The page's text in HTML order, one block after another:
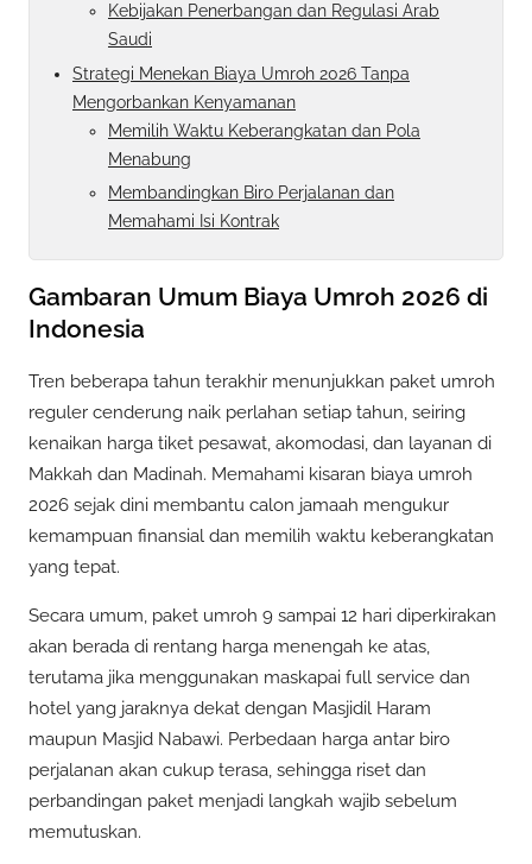
Kebijakan Penerbangan dan Regulasi Arab
Saudi
Strategi Menekan Biaya Umroh 2026 Tanpa
Mengorbankan Kenyamanan
Memilih Waktu Keberangkatan dan Pola
Menabung
Membandingkan Biro Perjalanan dan
Memahami Isi Kontrak
Gambaran Umum Biaya Umroh 2026 di
Indonesia
Tren beberapa tahun terakhir menunjukkan paket umroh
reguler cenderung naik perlahan setiap tahun, seiring
kenaikan harga tiket pesawat, akomodasi, dan layanan di
Makkah dan Madinah. Memahami kisaran biaya umroh
2026 sejak dini membantu calon jamaah mengukur
kemampuan finansial dan memilih waktu keberangkatan
yang tepat.
Secara umum, paket umroh 9 sampai 12 hari diperkirakan
akan berada di rentang harga menengah ke atas,
terutama jika menggunakan maskapai full service dan
hotel yang jaraknya dekat dengan Masjidil Haram
maupun Masjid Nabawi. Perbedaan harga antar biro
perjalanan akan cukup terasa, sehingga riset dan
perbandingan paket menjadi langkah wajib sebelum
memutuskan.